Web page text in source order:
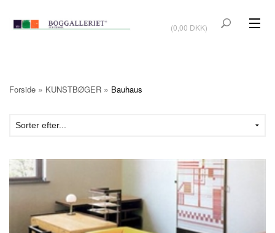
(0,00 DKK)
BØGER OM KUNSTNERE
Vis kurv (0,00 DKK)
OUTLET UDSTILLINGER
Forside » KUNSTBØGER » Bauhaus